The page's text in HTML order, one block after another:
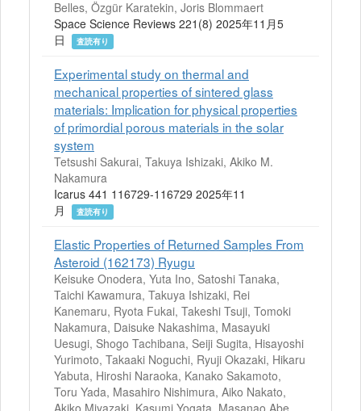
Belles, Özgür Karatekin, Joris Blommaert
Space Science Reviews 221(8) 2025年11月5
日
査読有り
Experimental study on thermal and
mechanical properties of sintered glass
materials: Implication for physical properties
of primordial porous materials in the solar
system
Tetsushi Sakurai, Takuya Ishizaki, Akiko M.
Nakamura
Icarus 441 116729-116729 2025年11
月
査読有り
Elastic Properties of Returned Samples From
Asteroid (162173) Ryugu
Keisuke Onodera, Yuta Ino, Satoshi Tanaka,
Taichi Kawamura, Takuya Ishizaki, Rei
Kanemaru, Ryota Fukai, Takeshi Tsuji, Tomoki
Nakamura, Daisuke Nakashima, Masayuki
Uesugi, Shogo Tachibana, Seiji Sugita, Hisayoshi
Yurimoto, Takaaki Noguchi, Ryuji Okazaki, Hikaru
Yabuta, Hiroshi Naraoka, Kanako Sakamoto,
Toru Yada, Masahiro Nishimura, Aiko Nakato,
Akiko Miyazaki, Kasumi Yogata, Masanao Abe,